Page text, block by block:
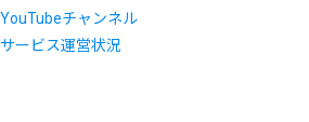
YouTubeチャンネル
サービス運営状況